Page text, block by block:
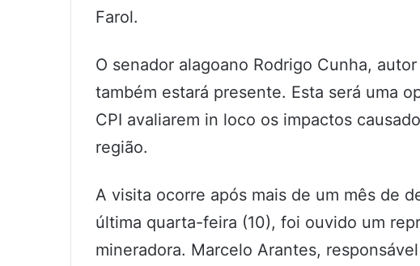
Farol.
O senador alagoano Rodrigo Cunha,
também estará presente. Esta será uma
CPI avaliarem in loco os impactos
região.
A visita ocorre após mais de um mês de
última quarta-feira (10), foi ouvido um
mineradora. Marcelo Arantes,